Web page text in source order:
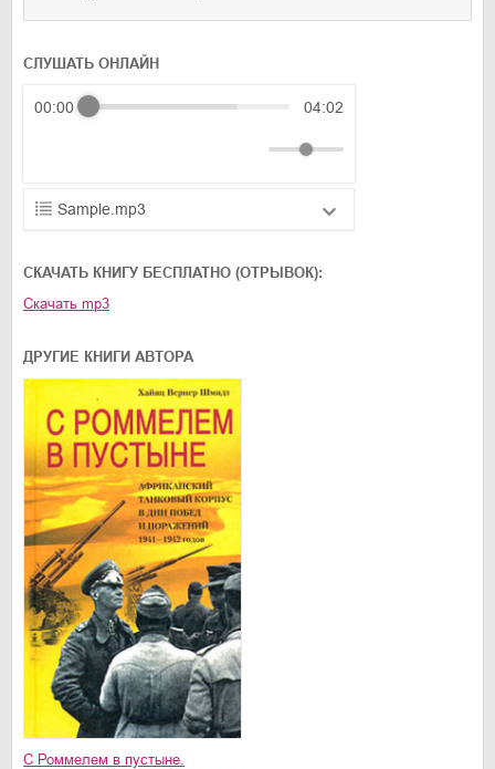
СЛУШАТЬ ОНЛАЙН
00:00 04:02
Sample.mp3
20:50
CКАЧАТЬ КНИГУ БЕСПЛАТНО (ОТРЫВОК):
Скачать mp3
ДРУГИЕ КНИГИ АВТОРА
С Роммелем в пустыне.